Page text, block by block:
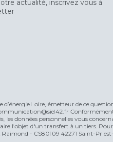
actualité, inscrivez vous à
d’énergie Loire, émetteur de ce
les données personnelles vous
l'objet d'un transfert à un tiers.
- CS80109 42271 Saint-